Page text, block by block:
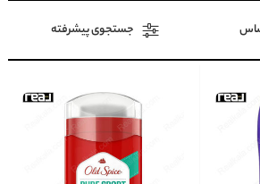
جستجوی پیشرفته